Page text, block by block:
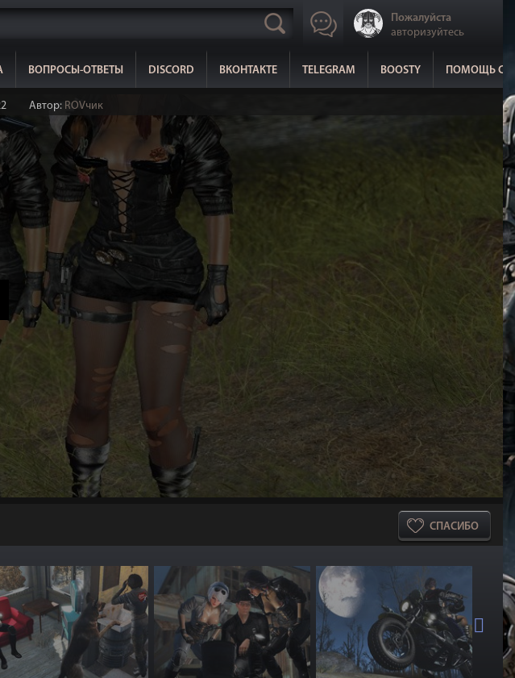
Пожалуйста
авторизуйтесь
ВОПРОСЫ-ОТВЕТЫ DISCORD ВКОНТАКТЕ TELEGRAM BOOSTY ПОМОЩЬ
Автор: ROVчик
СПАСИБО